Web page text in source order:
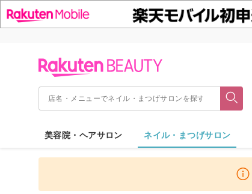
美容院・ヘアサロン ネイル・まつげサロン